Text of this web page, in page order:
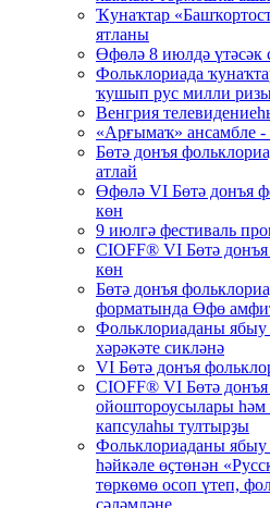
Ҡунаҡтар
ятланы
Өфөлә 8 июлдә үтәсәк
Фольклориада
ҡушып рус милли
Венгрия
«Арғымаҡ» ансамбле -
Бөтә донъя
атлай
Өфөлә VI Бөтә донъя
көн
9 июлгә фестиваль
CIOFF® VI Бөтә
көн
Бөтә донъя
форматында Өфө
Фольклориаданы ябыу
хәрәкәте сикләнә
VI Бөтә донъя
CIOFF® VI Бөтә
ойоштороусылары
капсулаһы тултырҙы
Фольклориаданы ябыу
һәйкәле өҫтөнән
төркөмө осоп үтеп,
сәләмләне